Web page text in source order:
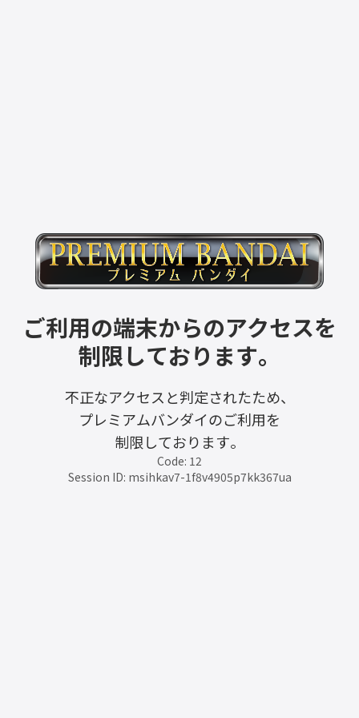
ご利用の端末からのアクセスを
制限しております。
不正なアクセスと判定されたため、
プレミアムバンダイのご利用を
制限しております。
Code: 12
Session ID: msihkav7-1f8v4905p7kk367ua